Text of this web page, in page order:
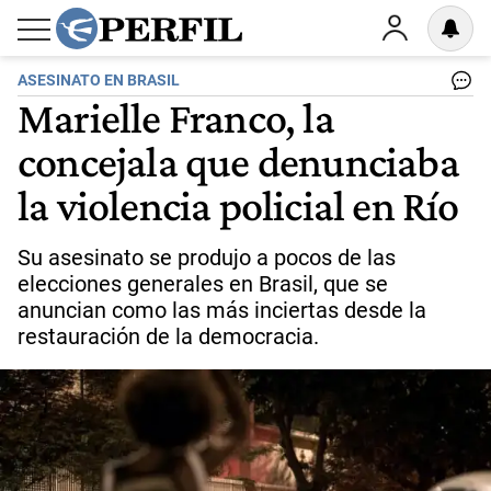
ASESINATO EN BRASIL
Marielle Franco, la
concejala que denunciaba
la violencia policial en Río
Su asesinato se produjo a pocos de las
elecciones generales en Brasil, que se
anuncian como las más inciertas desde la
restauración de la democracia.